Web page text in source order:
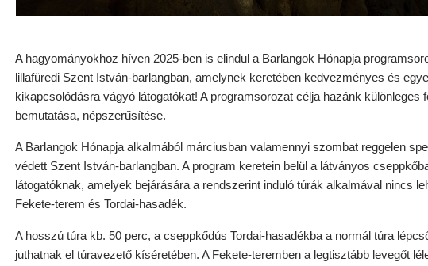
A hagyományokhoz híven 2025-ben is elindul a Barlangok Hónapja
lillafüredi Szent István-barlangban, amelynek keretében kedvezményes és
kikapcsolódásra vágyó látogatókat! A programsorozat célja hazánk különleges
bemutatása, népszerűsítése.
A Barlangok Hónapja alkalmából márciusban valamennyi szombat reggelen
védett Szent István-barlangban. A program keretein belül a látványos
látogatóknak, amelyek bejárására a rendszerint induló túrák alkalmával nincs
Fekete-terem és Tordai-hasadék.
A hosszú túra kb. 50 perc, a cseppkődús Tordai-hasadékba a normál túra
juthatnak el túravezető kíséretében. A Fekete-teremben a legtisztább levegőt